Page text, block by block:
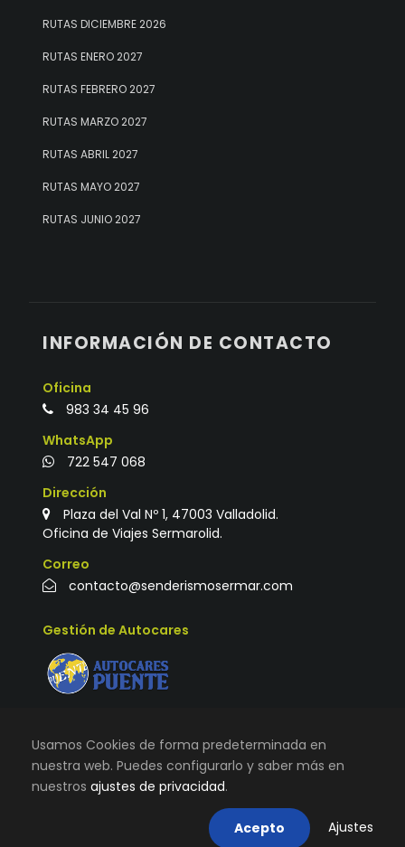
RUTAS DICIEMBRE 2026
RUTAS ENERO 2027
RUTAS FEBRERO 2027
RUTAS MARZO 2027
RUTAS ABRIL 2027
RUTAS MAYO 2027
RUTAS JUNIO 2027
INFORMACIÓN DE CONTACTO
Oficina
983 34 45 96
WhatsApp
722 547 068
Dirección
Plaza del Val Nº 1, 47003 Valladolid.
Oficina de Viajes Sermarolid.
Correo
contacto@senderismosermar.com
Gestión de Autocares
AVISO LEGAL, TÉRMINOS Y CONDICIONES DE
POLÍTICA DE COOKIES CONTACTO
Usamos Cookies de forma predeterminada en
nuestra web. Puedes configurarlo y saber más en
nuestros ajustes de privacidad.
Acepto Ajustes